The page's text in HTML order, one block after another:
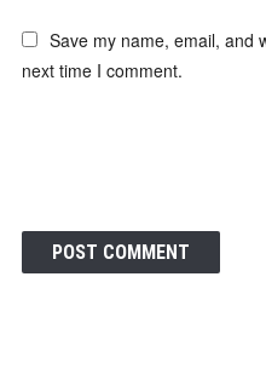
Save my name, email, and
next time I comment.